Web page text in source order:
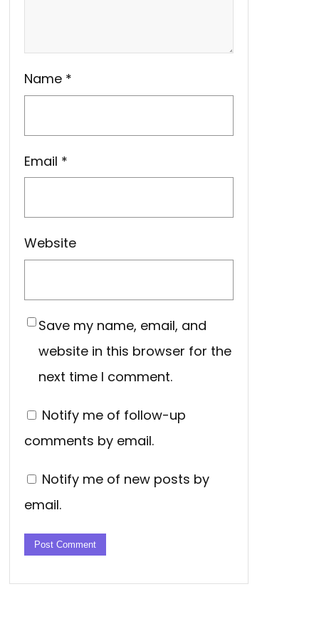
Name *
Email *
Website
Save my name, email, and
website in this browser for the
next time I comment.
Notify me of follow-up
comments by email.
Notify me of new posts by
email.